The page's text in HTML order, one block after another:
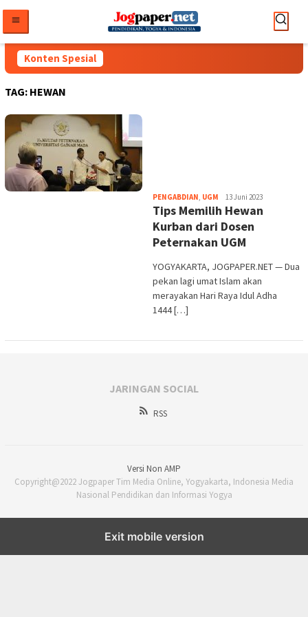
konten
Konten Spesial
TAG: HEWAN
PENGABDIAN, UGM Heri
Purwata
13 Juni 2023
Tips Memilih Hewan
Kurban dari Dosen
Peternakan UGM
YOGYAKARTA, JOGPAPER.NET — Dua
pekan lagi umat Islam akan
merayakan Hari Raya Idul Adha
1444 […]
JARINGAN SOCIAL
RSS
Versi Non AMP
Copyright@2022 Jogpaper Tim Media Online, Yogyakarta, Indonesia Media
Nasional Pendidikan dan Informasi Yogya
Exit mobile version